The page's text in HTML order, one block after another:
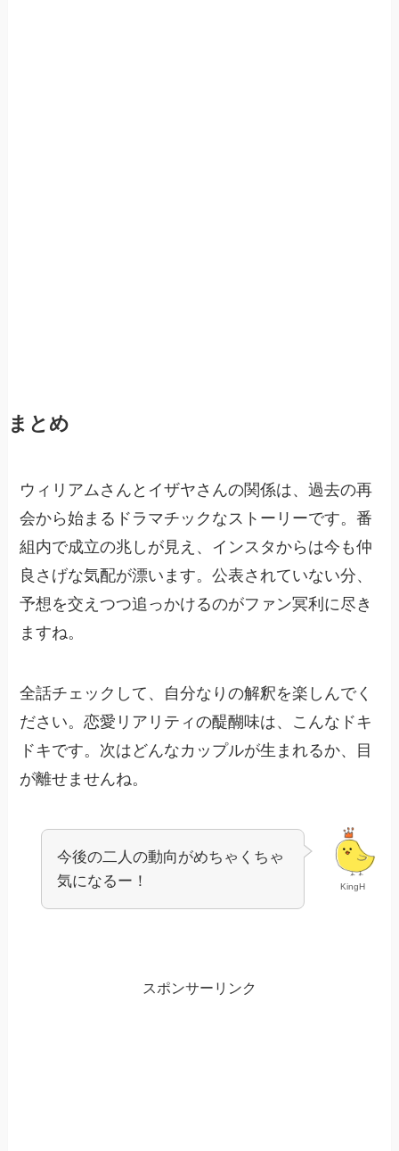
まとめ
ウィリアムさんとイザヤさんの関係は、過去の再
会から始まるドラマチックなストーリーです。番
組内で成立の兆しが見え、インスタからは今も仲
良さげな気配が漂います。公表されていない分、
予想を交えつつ追っかけるのがファン冥利に尽き
ますね。
全話チェックして、自分なりの解釈を楽しんでく
ださい。恋愛リアリティの醍醐味は、こんなドキ
ドキです。次はどんなカップルが生まれるか、目
が離せませんね。
KingH
今後の二人の動向がめちゃくちゃ
気になるー！
スポンサーリンク